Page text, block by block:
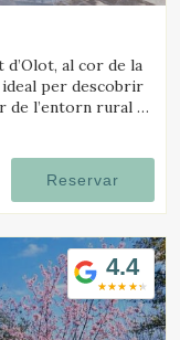
d’Olot, al cor de la
per descobrir
de l’entorn rural de
Reservar
4.4